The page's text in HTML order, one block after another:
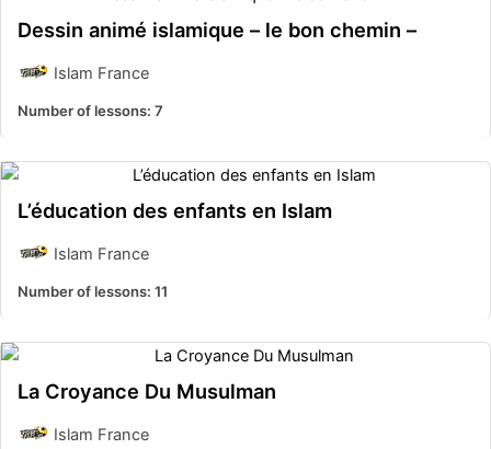
Dessin animé islamique – le bon chemin –
Islam France
Number of lessons: 7
L’éducation des enfants en Islam
Islam France
Number of lessons: 11
La Croyance Du Musulman
Islam France